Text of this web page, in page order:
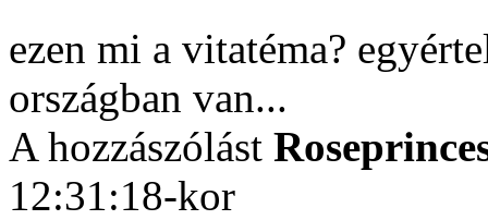
ezen mi a vitatéma?
országban van...
A hozzászólást
12:31:18-kor